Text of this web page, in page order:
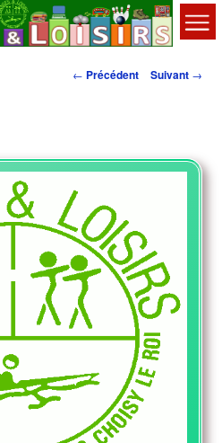
Navigation
← Précédent Suivant →